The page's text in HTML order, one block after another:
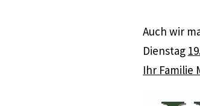
Auch wir
Dienstag
Ihr Familie